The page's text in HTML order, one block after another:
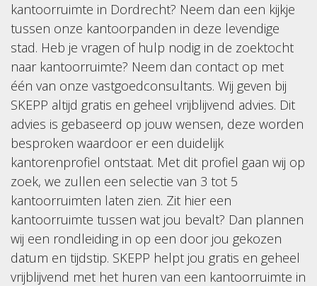
kantoorruimte in Dordrecht? Neem dan een kijkje
tussen onze kantoorpanden in deze levendige
stad. Heb je vragen of hulp nodig in de zoektocht
naar kantoorruimte? Neem dan contact op met
één van onze vastgoedconsultants. Wij geven bij
SKEPP altijd gratis en geheel vrijblijvend advies. Dit
advies is gebaseerd op jouw wensen, deze worden
besproken waardoor er een duidelijk
kantorenprofiel ontstaat. Met dit profiel gaan wij op
zoek, we zullen een selectie van 3 tot 5
kantoorruimten laten zien. Zit hier een
kantoorruimte tussen wat jou bevalt? Dan plannen
wij een rondleiding in op een door jou gekozen
datum en tijdstip. SKEPP helpt jou gratis en geheel
vrijblijvend met het huren van een kantoorruimte in